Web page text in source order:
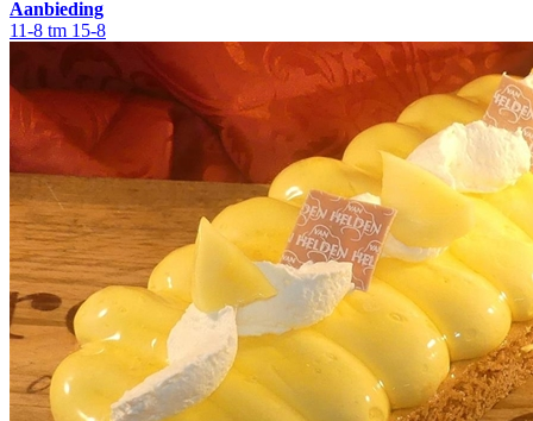
Aanbieding
11-8 tm 15-8